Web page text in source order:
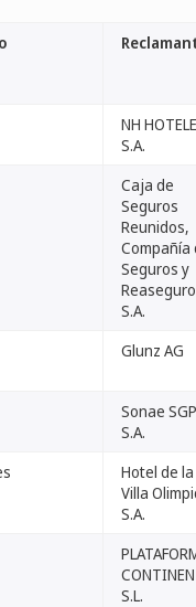
NH
S.A.
Caja de
Seguros
Reunidos,
Compañía
Seguros y
S.A.
Glunz AG
Sonae
S.A.
Hotel de la
Villa
S.A.
S.L.